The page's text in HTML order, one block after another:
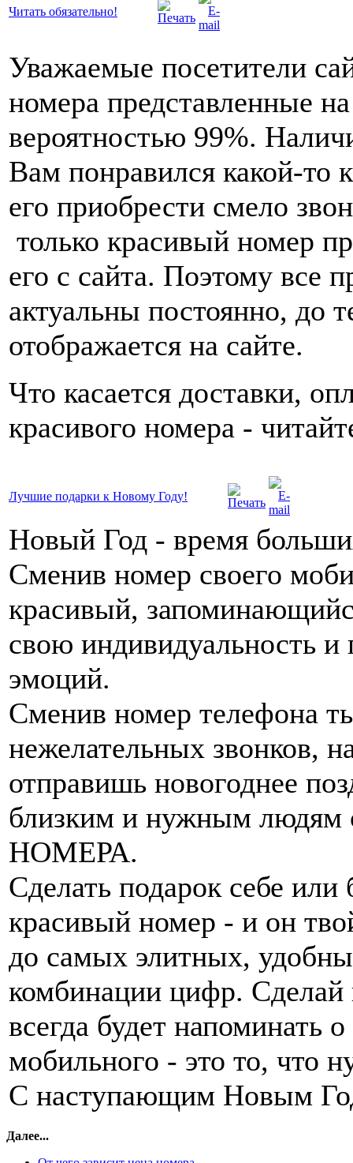
Читать обязательно!
Уважаемые посетители
номера представленные
вероятностью 99%.
Вам понравился какой-то
его приобрести смело
только красивый номер
его с сайта. Поэтому все
актуальны постоянно, до
отображается на сайте.
Что касается доставки,
красивого номера -
Лучшие подарки к Новому Году!
Новый Год - время
Сменив номер своего
красивый,
свою индивидуальность
эмоций.
Сменив номер телефона
нежелательных звонков,
отправишь новогоднее
близким и нужным
НОМЕРА.
Сделать подарок себе
красивый номер - и он
до самых элитных,
комбинации цифр.
всегда будет напоминать
мобильного - это то, что
С наступающим Новым
Далее...